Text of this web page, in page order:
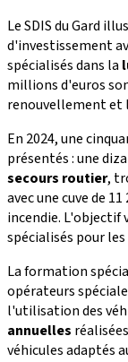
Le SDIS du Gard
d'investissement
spécialisés dans la
millions d'euros
renouvellement
En 2024, une
présentés : une
secours routier,
avec une cuve de
incendie. L'objectif
spécialisés pour
La formation
opérateurs
l'utilisation des
annuelles
véhicules adaptés